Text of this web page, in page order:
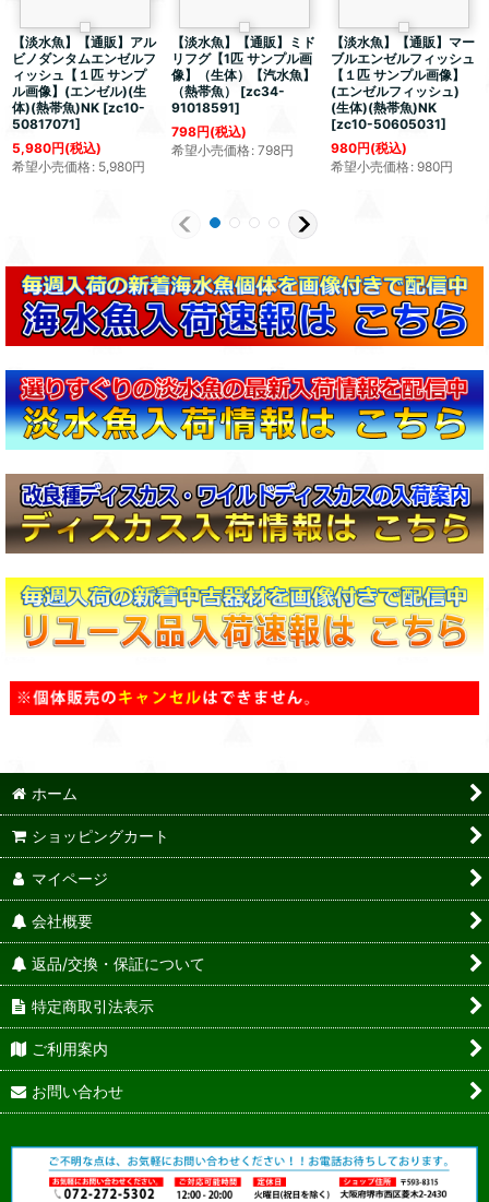
【淡水魚】【通販】アル
ビノダンタムエンゼルフ
ィッシュ【１匹 サンプ
ル画像】(エンゼル)(生
体)(熱帯魚)NK [zc10-
50817071]
5,980円(税込)
希望小売価格: 5,980円
【淡水魚】【通販】ミド
リフグ【1匹 サンプル画
像】（生体）【汽水魚】
（熱帯魚）
[zc34-
91018591]
798円(税込)
希望小売価格: 798円
【淡水魚】【通販】マー
ブルエンゼルフィッシュ
【１匹 サンプル画像】
(エンゼルフィッシュ)
(生体)(熱帯魚)NK
[zc10-50605031]
980円(税込)
希望小売価格: 980円
ホーム
ショッピングカート
マイページ
会社概要
返品/交換・保証について
特定商取引法表示
ご利用案内
お問い合わせ